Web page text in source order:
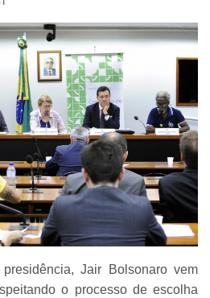
Jair Bolsonaro vem
o processo de escolha